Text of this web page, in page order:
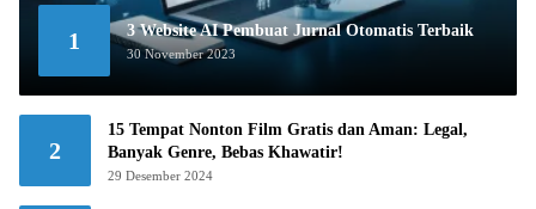
1 3 Website AI Pembuat Jurnal Otomatis Terbaik
30 November 2023
2
15 Tempat Nonton Film Gratis dan Aman: Legal,
Banyak Genre, Bebas Khawatir!
29 Desember 2024